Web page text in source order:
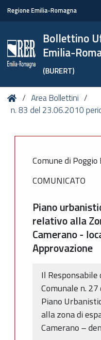
Regione Emilia-Romagna
Bollettino
Emilia-
(BURERT)
Tu
sei
HomeArea Bollettini
n. 83 del 23.06.2010
Comune di
COMUNICATO
Piano
relativo alla
Camerano -
Approvazione
Il
Comunale n.
Piano
alla zona di
Camerano –